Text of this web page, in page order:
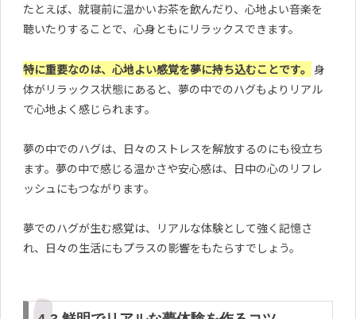
たとえば、就寝前に温かいお茶を飲んだり、心地よい音楽を
聴いたりすることで、心身ともにリラックスできます。
特に重要なのは、心地よい感覚を夢に持ち込むことです。 身
体がリラックス状態にあると、夢の中でのハグもよりリアル
で心地よく感じられます。
夢の中でのハグは、日々のストレスを解放するのにも役立ち
ます。夢の中で感じる温かさや安心感は、日中の心のリフレ
ッシュにもつながります。
夢でのハグが生む感覚は、リアルな体験として強く記憶さ
れ、日々の生活にもプラスの影響をもたらすでしょう。